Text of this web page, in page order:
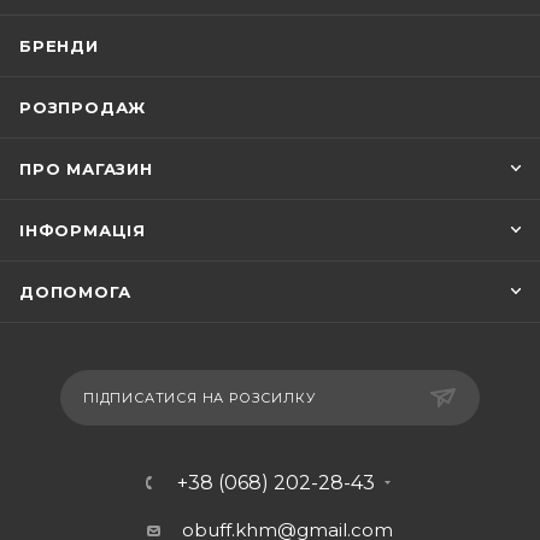
БРЕНДИ
РОЗПРОДАЖ
ПРО МАГАЗИН
ІНФОРМАЦІЯ
ДОПОМОГА
ПІДПИСАТИСЯ НА РОЗСИЛКУ
+38 (068) 202-28-43
obuff.khm@gmail.com